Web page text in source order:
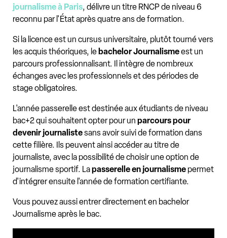
journalisme à Paris, délivre un titre RNCP de niveau 6
reconnu par l'État après quatre ans de formation.
Si la licence est un cursus universitaire, plutôt tourné vers
les acquis théoriques, le bachelor Journalismeest un
parcours professionnalisant. Il intègre de nombreux
échanges avec les professionnels et des périodes de
stage obligatoires.
L'année passerelle est destinée aux étudiants de niveau
bac+2 qui souhaitent opter pour un parcours pour
devenir journalistesans avoir suivi de formation dans
cette filière. Ils peuvent ainsi accéder au titre de
journaliste, avec la possibilité de choisir une option de
journalisme sportif. Lapasserelle en journalisme permet
d'intégrer ensuite l'année de formation certifiante.
Vous pouvez aussi entrer directement en bachelor
Journalisme après le bac.